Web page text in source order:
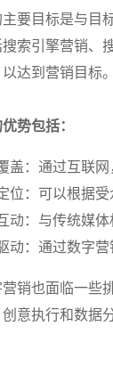
要目标是与目
索引擎营销、
达到营销目标。
势包括：
盖：通过互联
位：可以根据
动：与传统媒
动：通过数字
销也面临一些
意执行和数据